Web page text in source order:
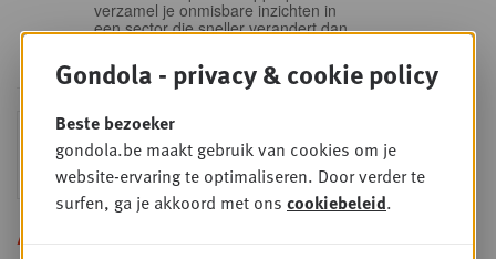
verzamel je onmisbare inzichten in
een sector die sneller verandert dan
DO
24
SEP
Sales & nego Summit
2026
Sales & Nego summit 2026
Alle opleidingen
Gondola - privacy & cookie policy
Beste bezoeker
gondola.be maakt gebruik van cookies om je
website-ervaring te optimaliseren. Door verder te
surfen, ga je akkoord met ons cookiebeleid.